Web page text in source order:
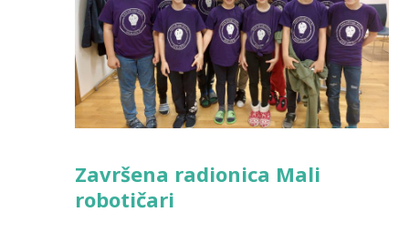
Završena radionica Mali
robotičari